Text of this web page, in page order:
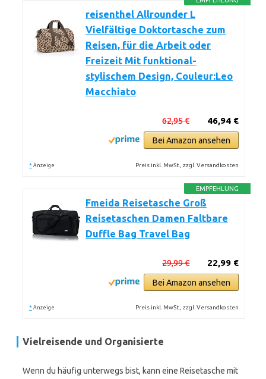
reisenthel Allrounder L
Vielfältige Doktortasche zum
Reisen, für die Arbeit oder
Freizeit Mit funktional-
stylischem Design, Couleur:Leo
Macchiato
46,94 €
62,95 €
Bei Amazon ansehen
* Anzeige Preis inkl. MwSt., zzgl. Versandkosten
EMPFEHLUNG
Fmeida Reisetasche Groß
Reisetaschen Damen Faltbare
Duffle Bag Travel Bag
22,99 €
29,99 €
Bei Amazon ansehen
* Anzeige Preis inkl. MwSt., zzgl. Versandkosten
Vielreisende und Organisierte
Wenn du häufig unterwegs bist, kann eine Reisetasche mit